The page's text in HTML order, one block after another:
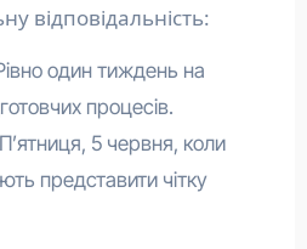
відповідальність:
один тиждень на
процесів.
5 червня, коли
представити чітку